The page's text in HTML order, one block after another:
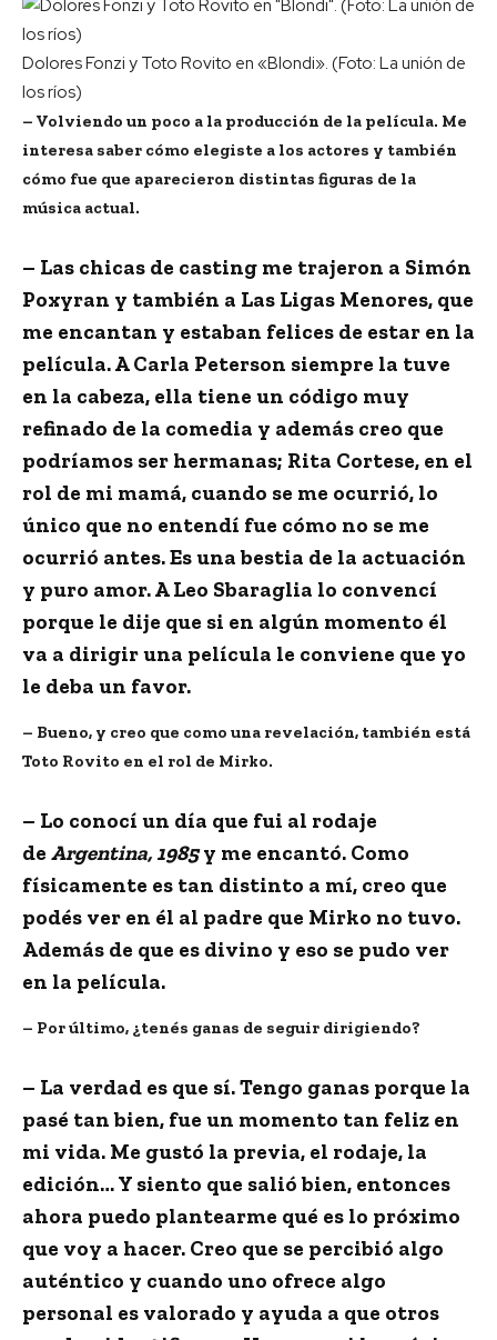
Dolores Fonzi y Toto Rovito en «Blondi». (Foto: La unión de
los ríos)
– Volviendo un poco a la producción de la película. Me
interesa saber cómo elegiste a los actores y también
cómo fue que aparecieron distintas figuras de la
música actual.
– Las chicas de casting me trajeron a Simón
Poxyran y también a Las Ligas Menores, que
me encantan y estaban felices de estar en la
película. A Carla Peterson siempre la tuve
en la cabeza, ella tiene un código muy
refinado de la comedia y además creo que
podríamos ser hermanas; Rita Cortese, en el
rol de mi mamá, cuando se me ocurrió, lo
único que no entendí fue cómo no se me
ocurrió antes. Es una bestia de la actuación
y puro amor. A Leo Sbaraglia lo convencí
porque le dije que si en algún momento él
va a dirigir una película le conviene que yo
le deba un favor.
– Bueno, y creo que como una revelación, también está
Toto Rovito en el rol de Mirko.
– Lo conocí un día que fui al rodaje
de Argentina, 1985y me encantó. Como
físicamente es tan distinto a mí, creo que
podés ver en él al padre que Mirko no tuvo.
Además de que es divino y eso se pudo ver
en la película.
– Por último, ¿tenés ganas de seguir dirigiendo?
– La verdad es que sí. Tengo ganas porque la
pasé tan bien, fue un momento tan feliz en
mi vida. Me gustó la previa, el rodaje, la
edición… Y siento que salió bien, entonces
ahora puedo plantearme qué es lo próximo
que voy a hacer. Creo que se percibió algo
auténtico y cuando uno ofrece algo
personal es valorado y ayuda a que otros